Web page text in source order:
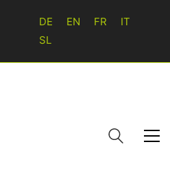
DE EN FR
IT
SL